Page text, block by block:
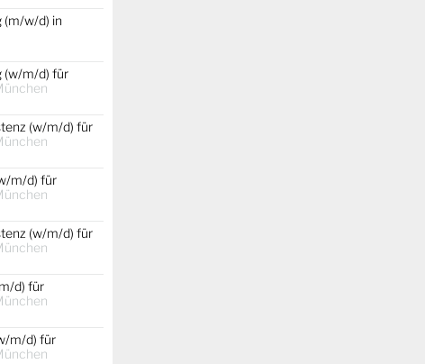
(m/w/d) in
(w/m/d) für
(w/m/d) für
m/d) für
(w/m/d) für
d) für
m/d) für